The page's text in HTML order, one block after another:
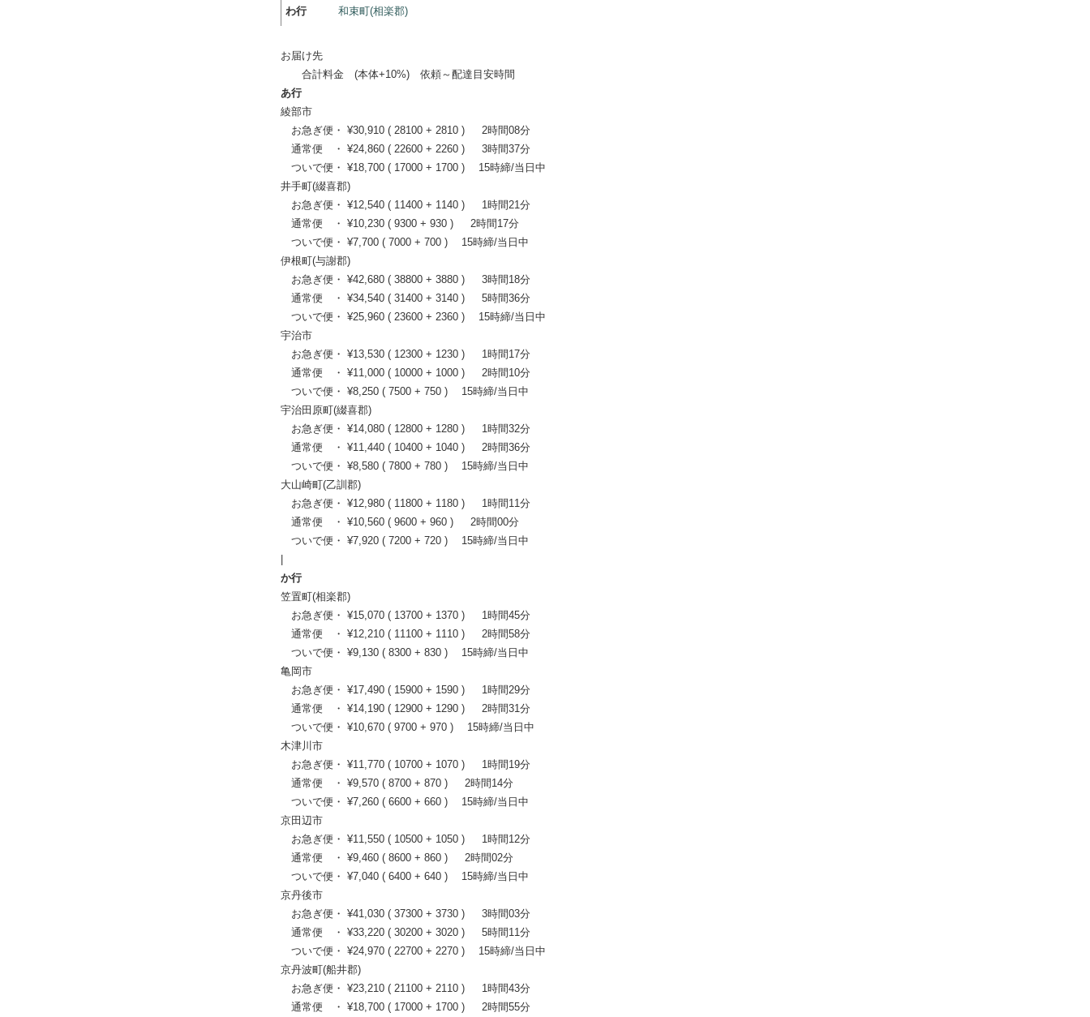
わ行 和束町(相楽郡)
お届け先
合計料金 (本体+10%) 依頼～配達目安時間
あ行
綾部市
お急ぎ便・ ¥30,910 ( 28100 + 2810 ) 2時間08分
通常便 ・ ¥24,860 ( 22600 + 2260 ) 3時間37分
ついで便・ ¥18,700 ( 17000 + 1700 ) 15時締/当日中
井手町(綴喜郡)
お急ぎ便・ ¥12,540 ( 11400 + 1140 ) 1時間21分
通常便 ・ ¥10,230 ( 9300 + 930 ) 2時間17分
ついで便・ ¥7,700 ( 7000 + 700 ) 15時締/当日中
伊根町(与謝郡)
お急ぎ便・ ¥42,680 ( 38800 + 3880 ) 3時間18分
通常便 ・ ¥34,540 ( 31400 + 3140 ) 5時間36分
ついで便・ ¥25,960 ( 23600 + 2360 ) 15時締/当日中
宇治市
お急ぎ便・ ¥13,530 ( 12300 + 1230 ) 1時間17分
通常便 ・ ¥11,000 ( 10000 + 1000 ) 2時間10分
ついで便・ ¥8,250 ( 7500 + 750 ) 15時締/当日中
宇治田原町(綴喜郡)
お急ぎ便・ ¥14,080 ( 12800 + 1280 ) 1時間32分
通常便 ・ ¥11,440 ( 10400 + 1040 ) 2時間36分
ついで便・ ¥8,580 ( 7800 + 780 ) 15時締/当日中
大山崎町(乙訓郡)
お急ぎ便・ ¥12,980 ( 11800 + 1180 ) 1時間11分
通常便 ・ ¥10,560 ( 9600 + 960 ) 2時間00分
ついで便・ ¥7,920 ( 7200 + 720 ) 15時締/当日中
か行
笠置町(相楽郡)
お急ぎ便・ ¥15,070 ( 13700 + 1370 ) 1時間45分
通常便 ・ ¥12,210 ( 11100 + 1110 ) 2時間58分
ついで便・ ¥9,130 ( 8300 + 830 ) 15時締/当日中
亀岡市
お急ぎ便・ ¥17,490 ( 15900 + 1590 ) 1時間29分
通常便 ・ ¥14,190 ( 12900 + 1290 ) 2時間31分
ついで便・ ¥10,670 ( 9700 + 970 ) 15時締/当日中
木津川市
お急ぎ便・ ¥11,770 ( 10700 + 1070 ) 1時間19分
通常便 ・ ¥9,570 ( 8700 + 870 ) 2時間14分
ついで便・ ¥7,260 ( 6600 + 660 ) 15時締/当日中
京田辺市
お急ぎ便・ ¥11,550 ( 10500 + 1050 ) 1時間12分
通常便 ・ ¥9,460 ( 8600 + 860 ) 2時間02分
ついで便・ ¥7,040 ( 6400 + 640 ) 15時締/当日中
京丹後市
お急ぎ便・ ¥41,030 ( 37300 + 3730 ) 3時間03分
通常便 ・ ¥33,220 ( 30200 + 3020 ) 5時間11分
ついで便・ ¥24,970 ( 22700 + 2270 ) 15時締/当日中
京丹波町(船井郡)
お急ぎ便・ ¥23,210 ( 21100 + 2110 ) 1時間43分
通常便 ・ ¥18,700 ( 17000 + 1700 ) 2時間55分